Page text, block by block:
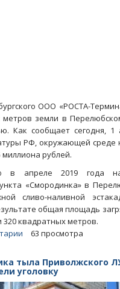
ООО «РОСТА-
метров земли в
Как сообщает сегодня, 1
РФ, окружающей среде
рублей.
в апреле 2019 года
«Смородинка» в
сливо-наливной
общая площадь
320 квадратных метров.
63 просмотра
тыла Приволжского
уголовку